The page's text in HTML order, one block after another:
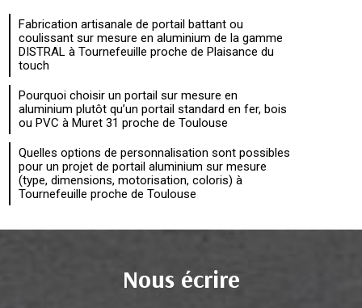
Fabrication artisanale de portail battant ou
coulissant sur mesure en aluminium de la gamme
DISTRAL à Tournefeuille proche de Plaisance du
touch
Pourquoi choisir un portail sur mesure en
aluminium plutôt qu’un portail standard en fer, bois
ou PVC à Muret 31 proche de Toulouse
Quelles options de personnalisation sont possibles
pour un projet de portail aluminium sur mesure
(type, dimensions, motorisation, coloris) à
Tournefeuille proche de Toulouse
Nous écrire